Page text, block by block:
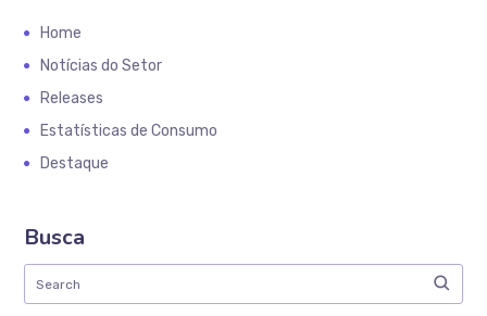
Home
Notícias do Setor
Releases
Estatísticas de Consumo
Destaque
Busca